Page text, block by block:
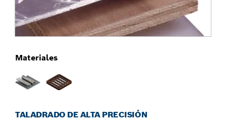
TALADRADO DE ALTA PRECISIÓN
Materiales